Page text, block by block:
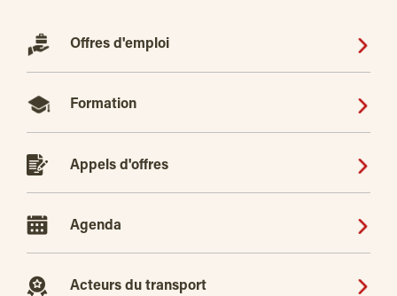
Offres d'emploi
Formation
Appels d'offres
Agenda
Acteurs du transport